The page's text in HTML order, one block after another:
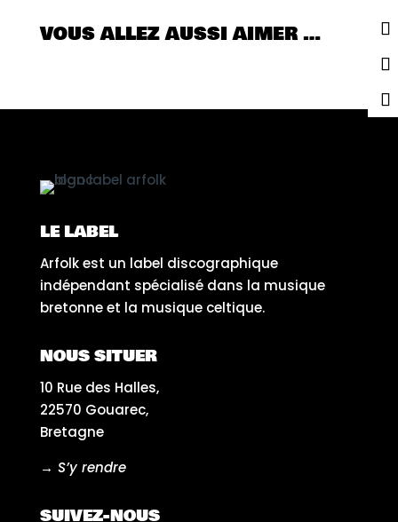
VOUS ALLEZ AUSSI AIMER …
LE LABEL
Arfolk est un label discographique
indépendant spécialisé dans la musique
bretonne et la musique celtique.
NOUS SITUER
10 Rue des Halles,
22570 Gouarec,
Bretagne
→ S’y rendre
SUIVEZ-NOUS